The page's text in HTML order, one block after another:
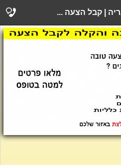
| קבל הצעה ...